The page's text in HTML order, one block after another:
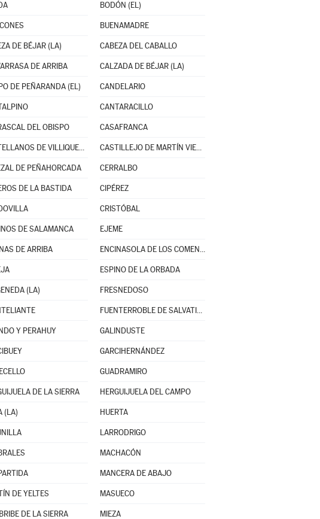
BODÓN (EL)
BUENAMADRE
DE BÉJAR (LA) CABEZA DEL CABALLO
DE ARRIBA CALZADA DE BÉJAR (LA)
DE PEÑARANDA (EL) CANDELARIO
CANTARACILLO
DEL OBISPO CASAFRANCA
CASTELLANOS DE VILLIQUERA CASTILLEJO DE MARTÍN VIEJO
DE PEÑAHORCADA CERRALBO
DE LA BASTIDA CIPÉREZ
CRISTÓBAL
DE SALAMANCA EJEME
DE ARRIBA ENCINASOLA DE LOS COMENDADORES
ESPINO DE LA ORBADA
(LA) FRESNEDOSO
FUENTERROBLE DE SALVATIERRA
Y PERAHUY GALINDUSTE
GARCIHERNÁNDEZ
GUADRAMIRO
DE LA SIERRA HERGUIJUELA DEL CAMPO
(LA) HUERTA
LARRODRIGO
MACHACÓN
MANCERA DE ABAJO
DE YELTES MASUECO
DE LA SIERRA MIEZA